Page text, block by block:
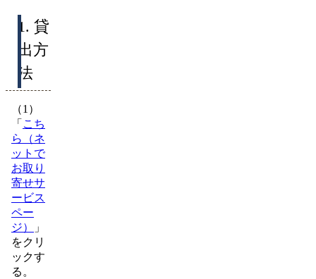
1. 貸
出方
法
（1）
「 こち
ら（ネ
ットで
お取り
寄せサ
ービス
ペー
ジ）
」
をクリ
ックす
る。